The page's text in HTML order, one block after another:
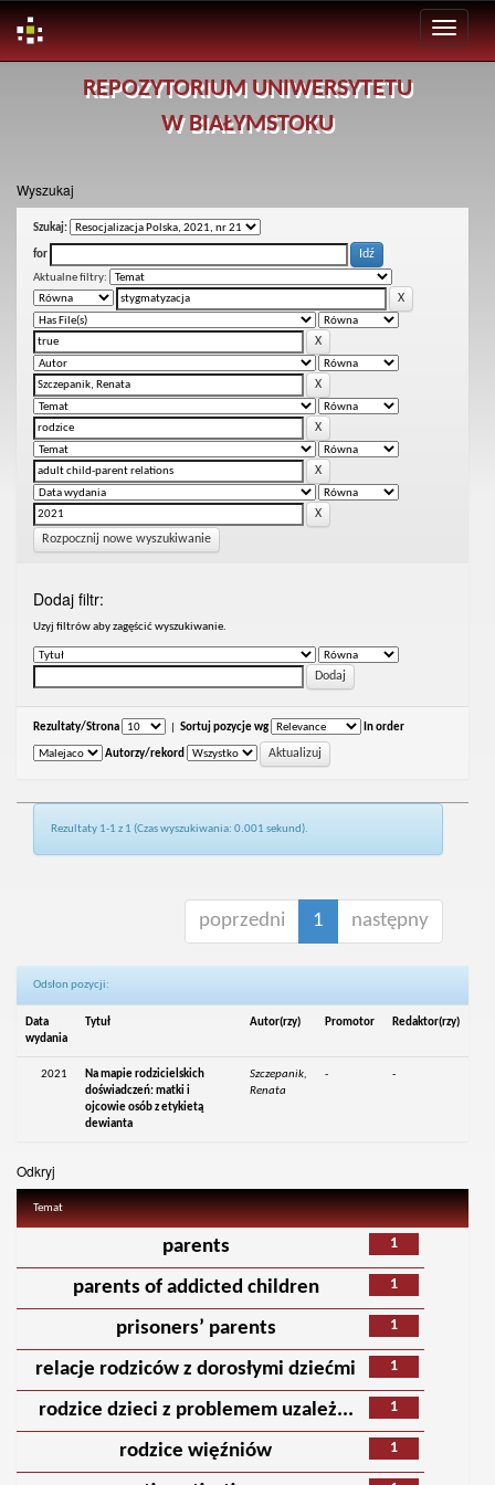
REPOZYTORIUM UNIWERSYTETU
W BIAŁYMSTOKU
Wyszukaj
Szukaj:
for
Aktualne filtry:
Rozpocznij nowe wyszukiwanie
Dodaj filtr:
Uzyj filtrów aby zagęścić wyszukiwanie.
Rezultaty/Strona Sortuj pozycje wg In order
Autorzy/rekord
Rezultaty 1-1 z 1 (Czas wyszukiwania: 0.001 sekund).
poprzedni 1 następny
Odsłon pozycji:
Data
wydania
Tytuł Autor(rzy) Promotor Redaktor(rzy)
2021
Na mapie rodzicielskich
doświadczeń: matki i
ojcowie osób z etykietą
dewianta
Szczepanik,
Renata
- -
Odkryj
Temat
1
parents
1
parents of addicted children
1
prisoners’ parents
1
relacje rodziców z dorosłymi dziećmi
1
rodzice dzieci z problemem uzależ...
1
rodzice więźniów